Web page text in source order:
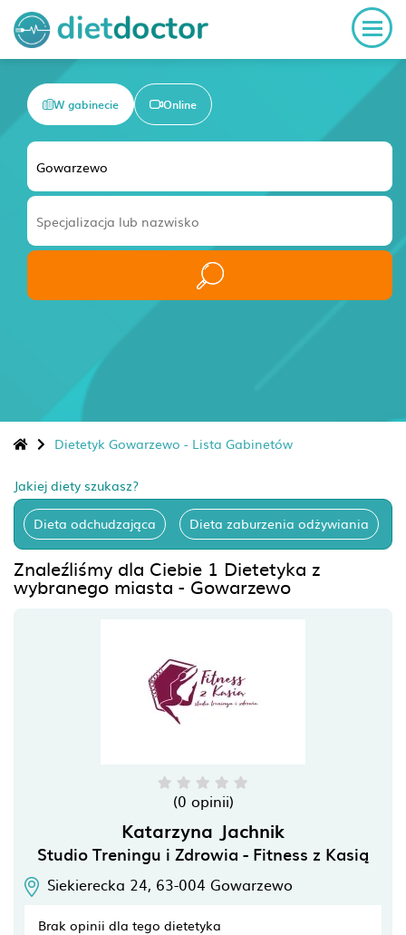
W gabinecie Online
Dietetyk Gowarzewo - Lista Gabinetów
Jakiej diety szukasz?
Dieta odchudzająca Dieta zaburzenia odżywiania
Znaleźliśmy dla Ciebie 1 Dietetyka z
wybranego miasta - Gowarzewo
(0 opinii)
Katarzyna Jachnik
Studio Treningu i Zdrowia - Fitness z Kasią
Siekierecka 24, 63-004 Gowarzewo
Brak opinii dla tego dietetyka